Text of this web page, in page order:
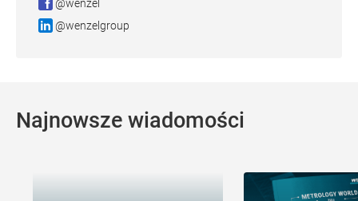
@wenzel
@wenzelgroup
Najnowsze wiadomości